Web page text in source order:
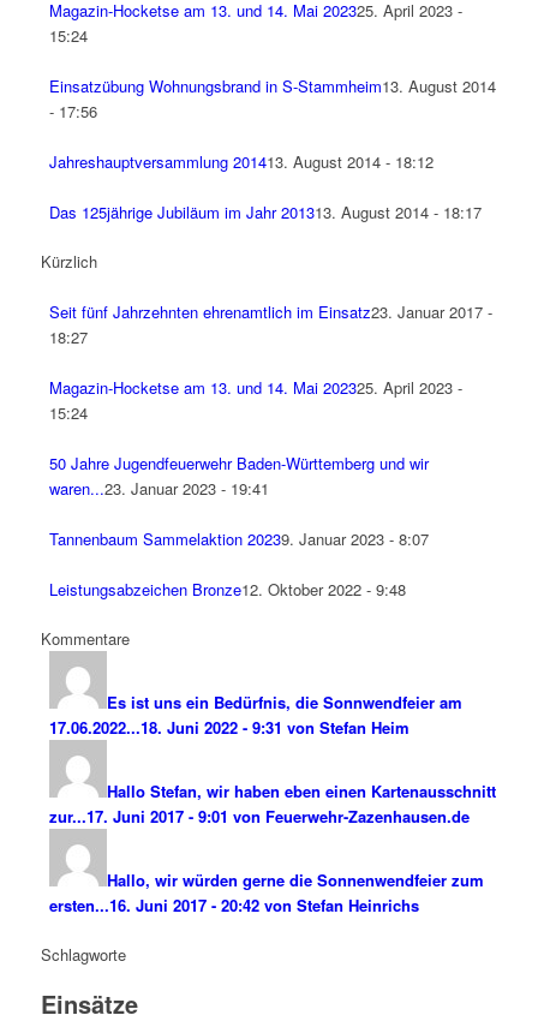
Magazin-Hocketse am 13. und 14. Mai 202325. April 2023 -
15:24
Einsatzübung Wohnungsbrand in S-Stammheim13. August 2014
- 17:56
Jahreshauptversammlung 201413. August 2014 - 18:12
Das 125jährige Jubiläum im Jahr 201313. August 2014 - 18:17
Kürzlich
Seit fünf Jahrzehnten ehrenamtlich im Einsatz23. Januar 2017 -
18:27
Magazin-Hocketse am 13. und 14. Mai 202325. April 2023 -
15:24
50 Jahre Jugendfeuerwehr Baden-Württemberg und wir
waren...23. Januar 2023 - 19:41
Tannenbaum Sammelaktion 20239. Januar 2023 - 8:07
Leistungsabzeichen Bronze12. Oktober 2022 - 9:48
Kommentare
Es ist uns ein Bedürfnis, die Sonnwendfeier am
17.06.2022...18. Juni 2022 - 9:31 von Stefan Heim
Hallo Stefan, wir haben eben einen Kartenausschnitt
zur...17. Juni 2017 - 9:01 von Feuerwehr-Zazenhausen.de
Hallo, wir würden gerne die Sonnenwendfeier zum
ersten...16. Juni 2017 - 20:42 von Stefan Heinrichs
Schlagworte
Einsätze